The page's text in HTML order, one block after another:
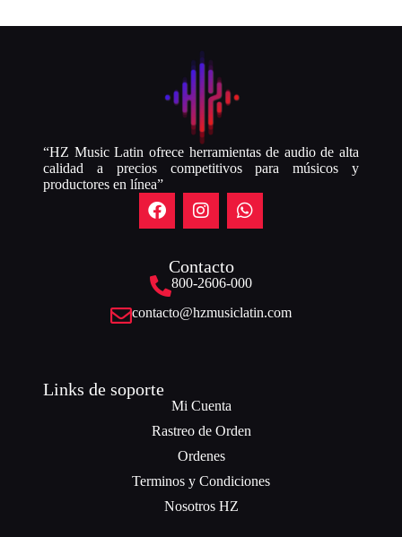
“HZ Music Latin ofrece herramientas de audio de alta
calidad a precios competitivos para músicos y
productores en línea”
Contacto
800-2606-000
contacto@hzmusiclatin.com
Links de soporte
Mi Cuenta
Rastreo de Orden
Ordenes
Terminos y Condiciones
Nosotros HZ